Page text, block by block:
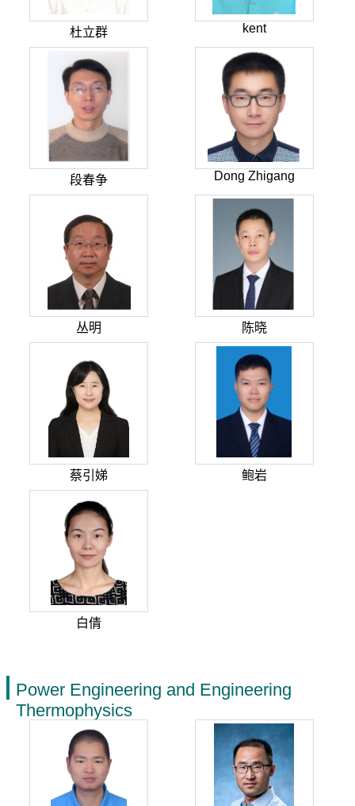
杜立群 kent
段春争 Dong Zhigang
丛明 陈晓
蔡引娣 鲍岩
白倩
Power Engineering and Engineering
Thermophysics